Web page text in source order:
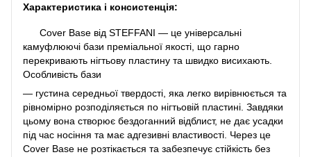
Характеристика і консистенція:
Cover Base від STEFFANI — це універсальні
камуфлюючі бази преміальної якості, що гарно
перекривають нігтьову пластину та швидко висихають.
Особливість бази
— густина середньої твердості, яка легко вирівнюється та
рівномірно розподіляється по нігтьовій пластині. Завдяки
цьому вона створює бездоганний відблист, не дає усадки
під час носіння та має адгезивні властивості. Через це
Cover Base не розтікається та забезпечує стійкість без